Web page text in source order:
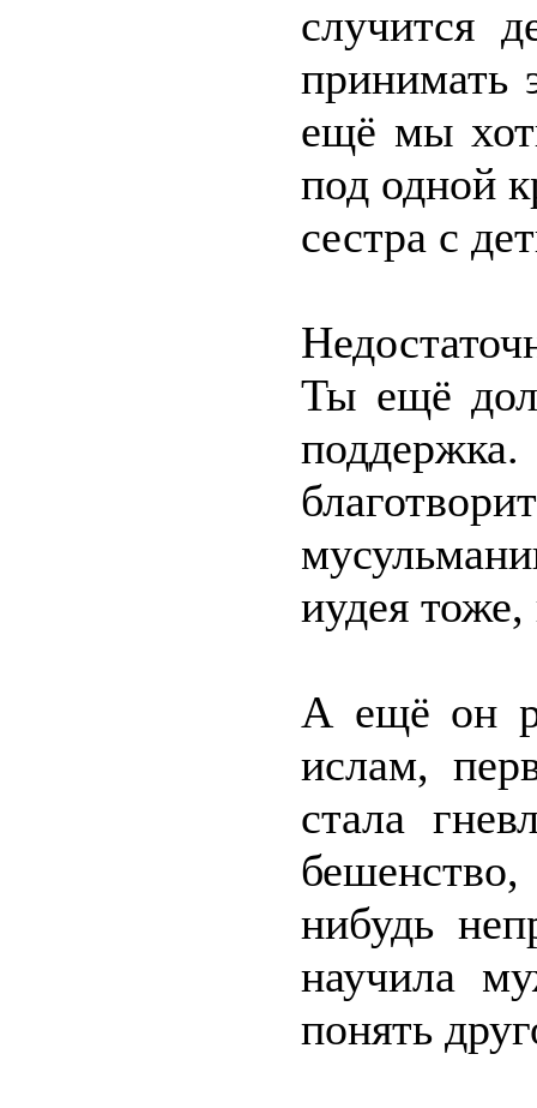
случится
принимать
ещё мы
под одной
сестра с
Ты ещё
иудея
А ещё он
ислам,
стала
нибудь
научила
понять